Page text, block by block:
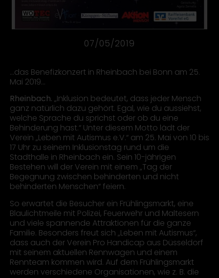
07/05/2019
…das Benefizkonzert in Rheinbach bei Bonn am 25.
Mai 2019…
Rheinbach. „Inklusion bedeutet, dass jeder Mensch
ganz natürlich dazu gehört. Egal, wie du aussiehst,
welche Sprache du sprichst oder ob du eine
Behinderung hast.“ Unter diesem Motto lädt der
Verein „Leben mit Autismus e.V.“ am 25. Mai von 10 bis
17 Uhr zu seinem Inklusionstag rund um die
Stadthalle in Rheinbach ein. Sein 10-jährigen
Bestehen will der Verein mit einem „Tag der
Begegnung zwischen behinderten und nicht
behinderten Menschen“ feiern.
So erwartet die Besucher ein Frühlingsmarkt, eine
Blaulichtmeile mit Polizei, Feuerwehr und Maltesern
und viele spannende Attraktionen für die ganze
Familie. Besonders freut sich „Leben mit Autismus“,
dass auch der Verein Pro Handicap aus Düsseldorf
mit seinem aktuellen Rennwagen und einem
Rennteam kommen wird. Auf dem Frühlingsmarkt
werden verschiedene Organisationen, wie z. B. die